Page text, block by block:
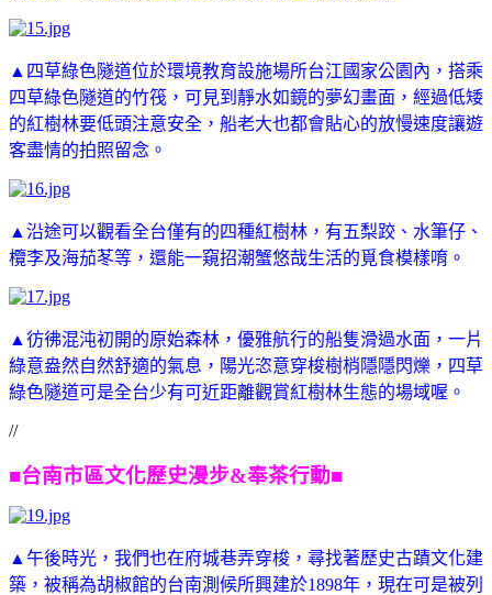
▲四草綠色隧道位於環境教育設施場所台江國家公園內，搭乘
四草綠色隧道的竹筏，可見到靜水如鏡的夢幻畫面，經過低矮
的紅樹林要低頭注意安全，船老大也都會貼心的放慢速度讓遊
客盡情的拍照留念。
▲ 沿途可以觀看全台僅有的四種紅樹林，有五梨跤、水筆仔、
欖李及海茄苳等，還能一窺招潮蟹悠哉生活的覓食模樣唷。
▲彷彿混沌初開的原始森林，優雅航行的船隻滑過水面，一片
綠意盎然自然舒適的氣息，陽光恣意穿梭樹梢隱隱閃爍，四草
綠色隧道可是全台少有可近距離觀賞紅樹林生態的場域喔。
//
■台南市區文化歷史漫步&奉茶行動■
▲午後時光，我們也在府城巷弄穿梭，尋找著歷史古蹟文化建
築，被稱為胡椒館的台南測候所興建於1898年，現在可是被列